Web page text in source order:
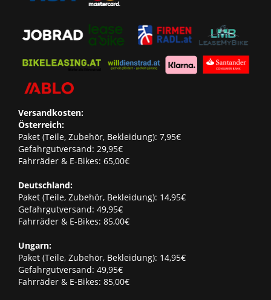
Versandkosten:
Österreich:
Paket (Teile, Zubehör, Bekleidung): 7,95€
Gefahrgutversand: 29,95€
Fahrräder & E-Bikes: 65,00€
Deutschland:
Paket (Teile, Zubehör, Bekleidung): 14,95€
Gefahrgutversand: 49,95€
Fahrräder & E-Bikes: 85,00€
Ungarn:
Paket (Teile, Zubehör, Bekleidung): 14,95€
Gefahrgutversand: 49,95€
Fahrräder & E-Bikes: 85,00€